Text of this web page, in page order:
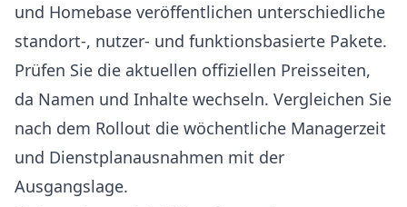
und Homebase veröffentlichen unterschiedliche
standort-, nutzer- und funktionsbasierte Pakete.
Prüfen Sie die aktuellen offiziellen Preisseiten,
da Namen und Inhalte wechseln. Vergleichen Sie
nach dem Rollout die wöchentliche Managerzeit
und Dienstplanausnahmen mit der
Ausgangslage.